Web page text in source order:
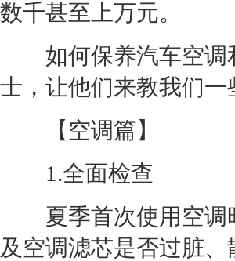
数千甚至上万元。
如何保养汽车空调
士，让他们来教我们
【 空调篇】
1.全面检查
夏季首次使用 空调
及 空调滤芯是否过脏